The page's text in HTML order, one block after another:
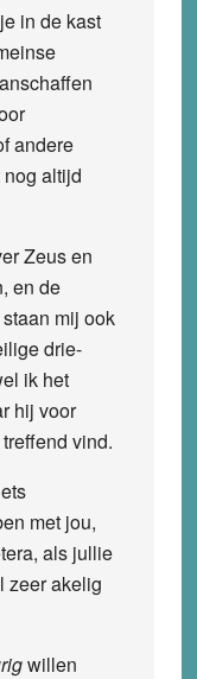
in de kast
andere
altijd
Zeus en
en de
mij ook
drie-
ik het
hij voor
vind.
met jou,
als jullie
zeer akelig
willen